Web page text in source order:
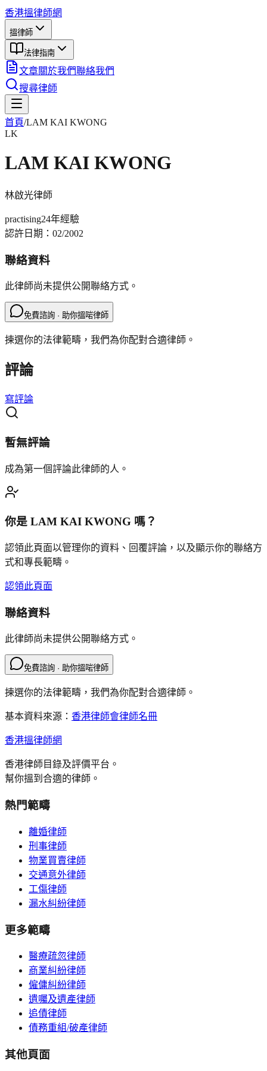
香港搵律師網
搵律師
法律指南
文章關於我們聯絡我們
搜尋律師
首頁/LAM KAI KWONG
LK
LAM KAI KWONG
林啟光律師
practising24年經驗
認許日期： 02/2002
聯絡資料
此律師尚未提供公開聯絡方式。
免費諮詢 · 助你搵啱律師
揀選你的法律範疇，我們為你配對合適律師。
評論
寫評論
暫無評論
成為第一個評論此律師的人。
你是 LAM KAI KWONG 嗎？
認領此頁面以管理你的資料、回覆評論，以及顯示你的聯絡方
式和專長範疇。
認領此頁面
聯絡資料
此律師尚未提供公開聯絡方式。
免費諮詢 · 助你搵啱律師
揀選你的法律範疇，我們為你配對合適律師。
基本資料來源： 香港律師會律師名冊
香港搵律師網
香港律師目錄及評價平台。
幫你搵到合適的律師。
熱門範疇
離婚律師
刑事律師
物業買賣律師
交通意外律師
工傷律師
漏水糾紛律師
更多範疇
醫療疏忽律師
商業糾紛律師
僱傭糾紛律師
遺囑及遺產律師
追債律師
債務重組/破產律師
其他頁面